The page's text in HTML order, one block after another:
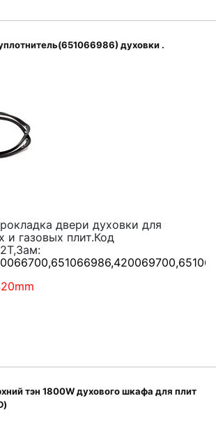
651067146 духовки .
двери духовки для
и газовых плит.Код
Зам:
тэн 1800W духового шкафа для плит